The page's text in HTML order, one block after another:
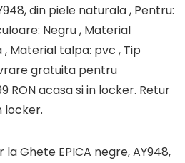
din piele naturala , Pentru:
Negru , Material
Material talpa: pvc , Tip
gratuita pentru
RON acasa si in locker. Retur
locker.
Ghete EPICA negre, AY948,